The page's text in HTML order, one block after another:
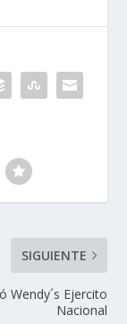
SIGUIENTE
Wendy´s Ejercito
Nacional